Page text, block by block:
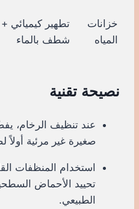
خزانات
المياه
تطهير كيميائي +
شطف بالماء
نصيحة تقنية
عند تنظيف الرخام،
صغيرة غير مرئية
استخدام المنظفات
تحييد الأحماض
الطبيعي.